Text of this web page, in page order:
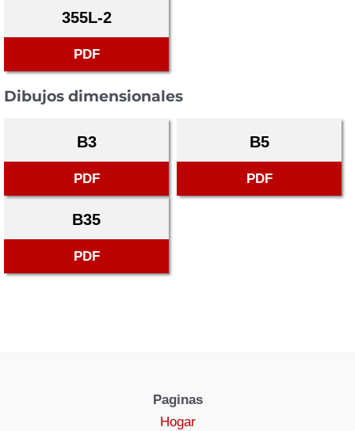
355L-2
PDF
Dibujos dimensionales
B3
PDF
B5
PDF
B35
PDF
Paginas
Hogar